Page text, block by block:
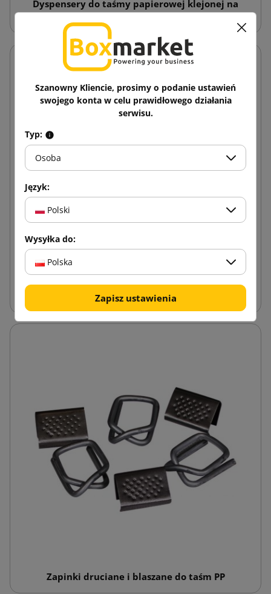
Dyspensery do taśmy papierowej klejonej na
mokro
Dyspensery do papieru pakowego
Zapinki druciane i blaszane do taśm PP
Szanowny Kliencie, prosimy o podanie ustawień
swojego konta w celu prawidłowego działania
serwisu.
Typ:
Osoba
Język:
Polski
Wysyłka do:
Polska
Zapisz ustawienia